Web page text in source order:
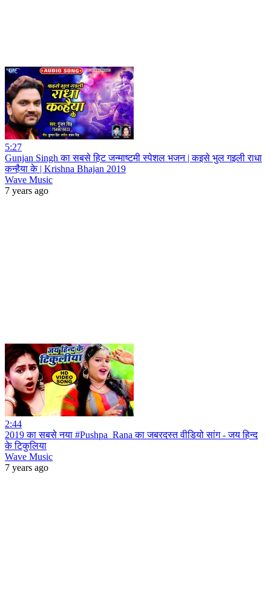
5:27
Gunjan Singh का सबसे हिट जन्माष्टमी स्पेशल भजन | कइसे भुल गइली राधा
कन्हैया के | Krishna Bhajan 2019
Wave Music
7 years ago
2:44
2019 का सबसे नया #Pushpa_Rana का जबरदस्त वीडियो सांग - जय हिन्द
के टिकुलिया
Wave Music
7 years ago